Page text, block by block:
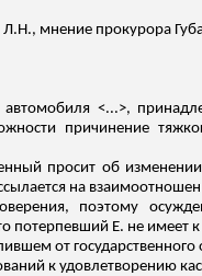
Л.Н., мнение прокурора
<...>,
причинение
просит об
сылается на
поэтому
потерпевший Е. не имеет
от
к удовлетворению